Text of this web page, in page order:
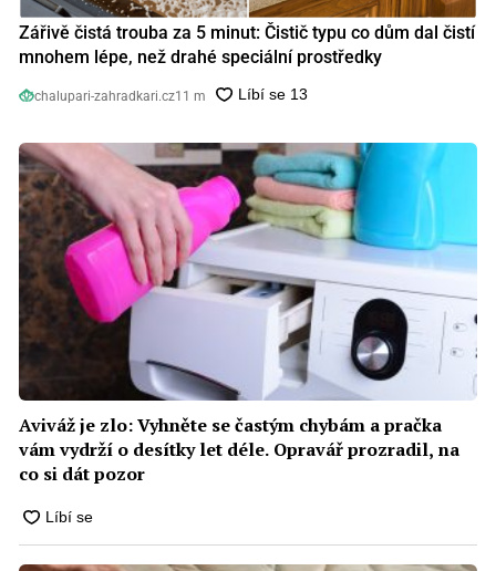
Zářivě čistá trouba za 5 minut: Čistič typu co dům dal čistí
mnohem lépe, než drahé speciální prostředky
chalupari-zahradkari.cz11 m
Aviváž je zlo: Vyhněte se častým chybám a pračka
vám vydrží o desítky let déle. Opravář prozradil, na
co si dát pozor